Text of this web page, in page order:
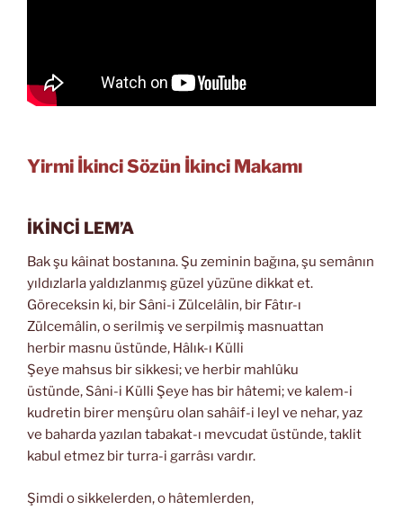
Yirmi İkinci Sözün İkinci Makamı
İKİNCİ LEM’A
Bak şu kâinat bostanına. Şu zeminin bağına, şu semânın
yıldızlarla yaldızlanmış güzel yüzüne dikkat et.
Göreceksin ki, bir Sâni-i Zülcelâlin, bir Fâtır-ı
Zülcemâlin, o serilmiş ve serpilmiş masnuattan
herbir masnu üstünde, Hâlık-ı Külli
Şeye mahsus bir sikkesi; ve herbir mahlûku
üstünde, Sâni-i Külli Şeye has bir hâtemi; ve kalem-i
kudretin birer menşûru olan sahâif-i leyl ve nehar, yaz
ve baharda yazılan tabakat-ı mevcudat üstünde, taklit
kabul etmez bir turra-i garrâsı vardır.
Şimdi o sikkelerden, o hâtemlerden,